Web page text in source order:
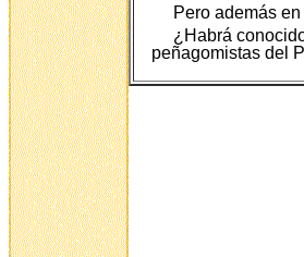
Pero además
¿Habrá
peñagomistas del